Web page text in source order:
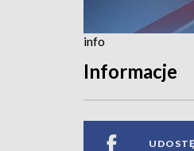
info
Informacje